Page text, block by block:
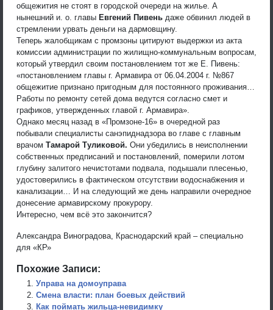
общежития не стоят в городской очереди на жилье. А
нынешний и. о. главы Евгений Пивень даже обвинил людей в
стремлении урвать деньги на дармовщину.
Теперь жалобщикам с промзоны цитируют выдержки из акта
комиссии администрации по жилищно-коммунальным вопросам,
который утвердил своим постановлением тот же Е. Пивень:
«постановлением главы г. Армавира от 06.04.2004 г. №867
общежитие признано пригодным для постоянного проживания…
Работы по ремонту сетей дома ведутся согласно смет и
графиков, утвержденных главой г. Армавира».
Однако месяц назад в «Промзоне-16» в очередной раз
побывали специалисты санэпиднадзора во главе с главным
врачом Тамарой Туликовой. Они убедились в неисполнении
собственных предписаний и постановлений, померили лотом
глубину залитого нечистотами подвала, подышали плесенью,
удостоверились в фактическом отсутствии водоснабжения и
канализации… И на следующий же день направили очередное
донесение армавирскому прокурору.
Интересно, чем всё это закончится?
Александра Виноградова, Краснодарский край – специально
для «КР»
Похожие Записи:
Управа на домоуправа
Смена власти: план боевых действий
Как поймать жильца-невидимку